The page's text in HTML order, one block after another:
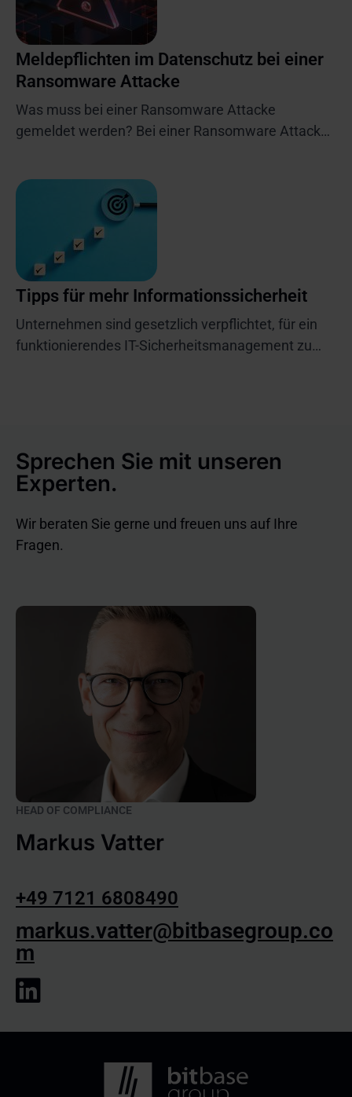
Meldepflichten im Datenschutz bei einer
Ransomware Attacke
Was muss bei einer Ransomware Attacke
gemeldet werden? Bei einer Ransomware Attacke
Zudem verkaufen die Angreifer immer öfter die
erbeuteten Daten. Damit ist die Vertraulichkeit der
Daten nicht mehr gewährleistet.
Tipps für mehr Informationssicherheit
Unternehmen sind gesetzlich verpflichtet, für ein
funktionierendes IT-Sicherheitsmanagement zu
Sprechen Sie mit unseren
Experten.
Wir beraten Sie gerne und freuen uns auf Ihre
Fragen.
HEAD OF COMPLIANCE
Markus Vatter
+49 7121 6808490
markus.vatter@bitbasegroup.co
m